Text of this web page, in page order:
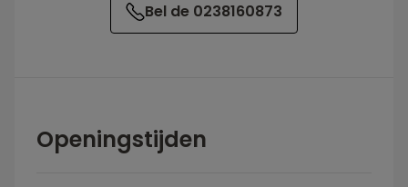
Bel de 0238160873
Openingstijden